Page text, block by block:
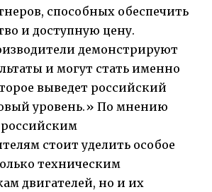
способных обеспечить
и доступную цену.
демонстрируют
и могут стать именно
выведет российский
уровень.» По мнению
стоит уделить особое
техническим
двигателей, но и их